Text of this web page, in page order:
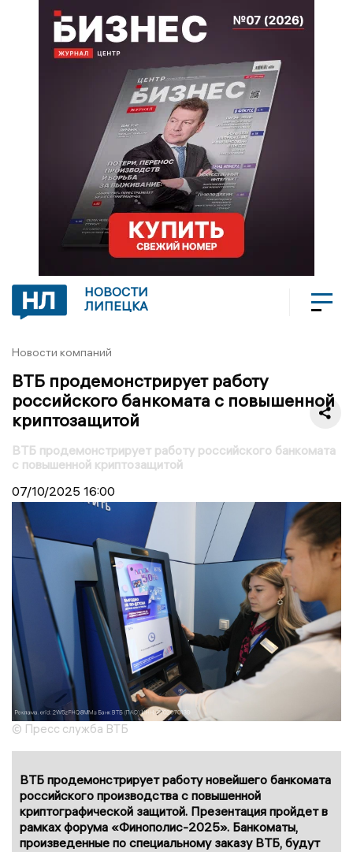
НОВОСТИ
ЛИПЕЦКА
Новости компаний
ВТБ продемонстрирует работу
российского банкомата с повышенной
криптозащитой
ВТБ продемонстрирует работу российского банкомата
с повышенной криптозащитой
07/10/2025 16:00
© Пресс служба ВТБ
ВТБ продемонстрирует работу новейшего банкомата
российского производства с повышенной
криптографической защитой. Презентация пройдет в
рамках форума «Финополис-2025». Банкоматы,
произведенные по специальному заказу ВТБ, будут